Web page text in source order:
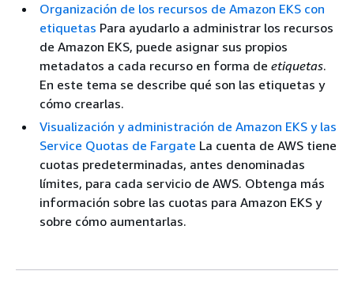
Organización de los recursos de Amazon EKS con
etiquetas Para ayudarlo a administrar los recursos
de Amazon EKS, puede asignar sus propios
metadatos a cada recurso en forma de etiquetas.
En este tema se describe qué son las etiquetas y
cómo crearlas.
Visualización y administración de Amazon EKS y las
Service Quotas de Fargate La cuenta de AWS tiene
cuotas predeterminadas, antes denominadas
límites, para cada servicio de AWS. Obtenga más
información sobre las cuotas para Amazon EKS y
sobre cómo aumentarlas.